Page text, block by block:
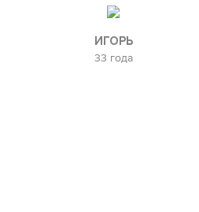
ИГОРЬ
33 года